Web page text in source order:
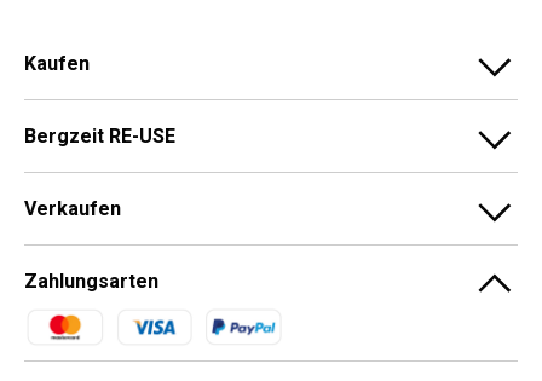
Kaufen
Bergzeit RE-USE
Verkaufen
Zahlungsarten
Zahlungsmethoden